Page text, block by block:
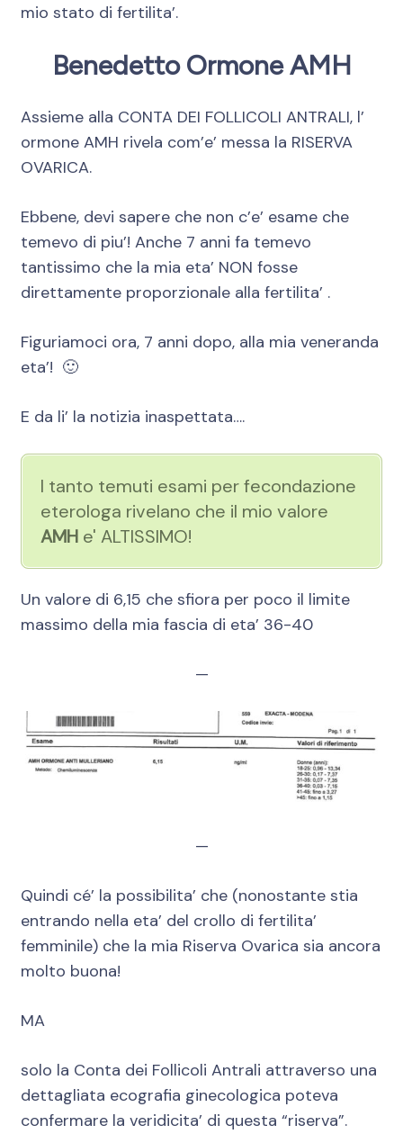
mio stato di fertilita’.
Benedetto Ormone AMH
Assieme alla CONTA DEI FOLLICOLI ANTRALI, l’
ormone AMH rivela com’e’ messa la RISERVA
OVARICA.
Ebbene, devi sapere che non c’e’ esame che
temevo di piu’! Anche 7 anni fa temevo
tantissimo che la mia eta’ NON fosse
direttamente proporzionale alla fertilita’ .
Figuriamoci ora, 7 anni dopo, alla mia veneranda
eta’! 🙂
E da li’ la notizia inaspettata….
I tanto temuti esami per fecondazione
eterologa rivelano che il mio valore
AMH e' ALTISSIMO!
Un valore di 6,15 che sfiora per poco il limite
massimo della mia fascia di eta’ 36-40
—
—
Quindi cé’ la possibilita’ che (nonostante stia
entrando nella eta’ del crollo di fertilita’
femminile) che la mia Riserva Ovarica sia ancora
molto buona!
MA
solo la Conta dei Follicoli Antrali attraverso una
dettagliata ecografia ginecologica poteva
confermare la veridicita’ di questa “riserva”.